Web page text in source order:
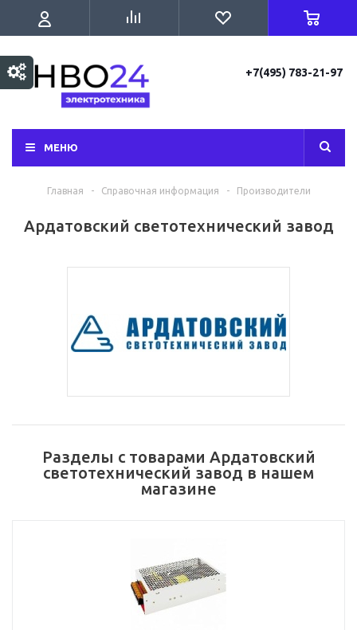
+7(495) 783-21-97
МЕНЮ
Главная - Справочная информация - Производители
Ардатовский светотехнический завод
Разделы с товарами Ардатовский
светотехнический завод в нашем
магазине